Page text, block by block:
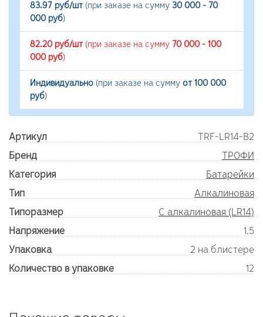
83.97 руб/шт(при заказе на сумму 30 000 - 70
000 руб)
82.20 руб/шт(при заказе на сумму 70 000 - 100
000 руб)
Индивидуально (при заказе на сумму от 100 000
руб)
Артикул
TRF-LR14-B2
Бренд
ТРОФИ
Категория
Батарейки
Тип
Алкалиновая
Типоразмер
C алкалиновая (LR14)
Напряжение
1.5
Упаковка
2 на блистере
Количество в упаковке
12